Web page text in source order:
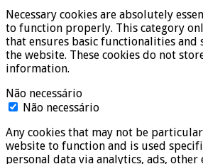
Necessary cookies are absolutely
to function properly. This category
that ensures basic functionalities and
the website. These cookies do not
information.
Não necessário
Não necessário
Any cookies that may not be
website to function and is used
personal data via analytics, ads,